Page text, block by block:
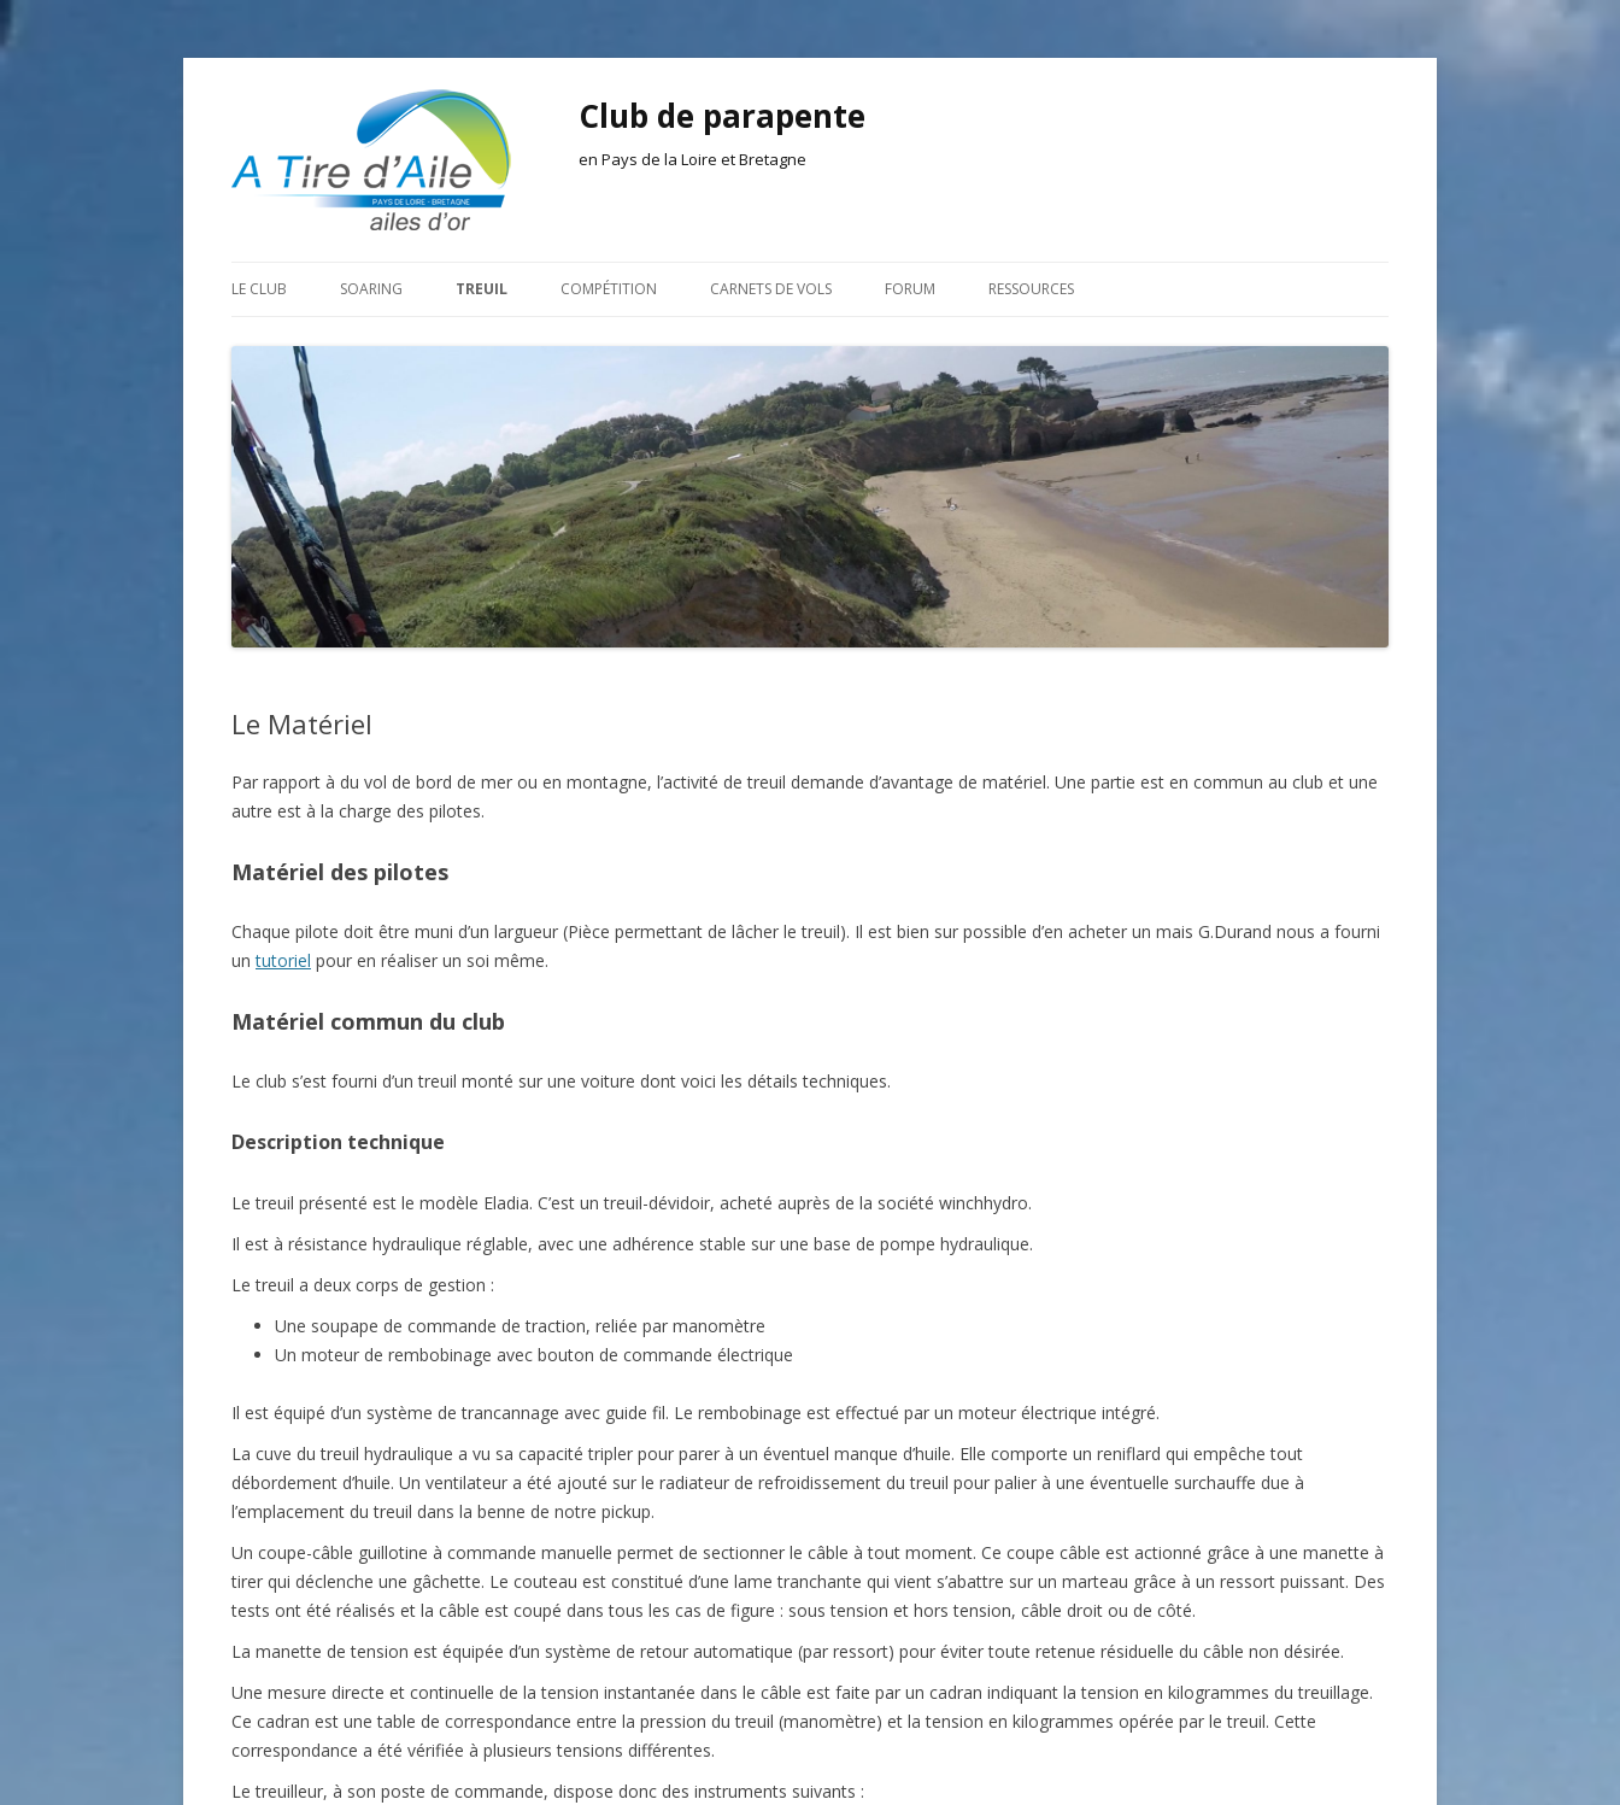
Club de parapente
en Pays de la Loire et Bretagne
au
LE CLUB
ADHÉRER
CONTACT
SOARING
LE PREDAIRE
LA BOUTINARDIÈRE
AUTRES SITES DE VOL
TREUIL
LE MATÉRIEL
COMPÉTITION CARNETS DE VOLS
2024
2023
2022
2020
2017
2014
HISTORIQUE
FORUM
VIE DU CLUB
VOLS ET TREUIL
AILLEURS SUR LE WEB
ACHAT-VENTE
RESSOURCES
OUTILS
ACTEURS LOCAUX DU VOL LIBRE
VIDÉOS
Le Matériel
Par rapport à du vol de bord de mer ou en montagne, l’activité de treuil demande d’avantage de matériel. Une partie est en commun au club et une
autre est à la charge des pilotes.
Matériel des pilotes
Chaque pilote doit être muni d’un largueur (Pièce permettant de lâcher le treuil). Il est bien sur possible d’en acheter un mais G.Durand nous a fourni
untutoriel pour en réaliser un soi même.
Matériel commun du club
Le club s’est fourni d’un treuil monté sur une voiture dont voici les détails techniques.
Description technique
Le treuil présenté est le modèle Eladia. C’est un treuil-dévidoir, acheté auprès de la société winchhydro.
Il est à résistance hydraulique réglable, avec une adhérence stable sur une base de pompe hydraulique.
Le treuil a deux corps de gestion :
Une soupape de commande de traction, reliée par manomètre
Un moteur de rembobinage avec bouton de commande électrique
Il est équipé d’un système de trancannage avec guide fil. Le rembobinage est effectué par un moteur électrique intégré.
La cuve du treuil hydraulique a vu sa capacité tripler pour parer à un éventuel manque d’huile. Elle comporte un reniflard qui empêche tout
débordement d’huile. Un ventilateur a été ajouté sur le radiateur de refroidissement du treuil pour palier à une éventuelle surchauffe due à
l’emplacement du treuil dans la benne de notre pickup.
Un coupe-câble guillotine à commande manuelle permet de sectionner le câble à tout moment. Ce coupe câble est actionné grâce à une manette à
tirer qui déclenche une gâchette. Le couteau est constitué d’une lame tranchante qui vient s’abattre sur un marteau grâce à un ressort puissant. Des
tests ont été réalisés et la câble est coupé dans tous les cas de figure : sous tension et hors tension, câble droit ou de côté.
La manette de tension est équipée d’un système de retour automatique (par ressort) pour éviter toute retenue résiduelle du câble non désirée.
Une mesure directe et continuelle de la tension instantanée dans le câble est faite par un cadran indiquant la tension en kilogrammes du treuillage.
Ce cadran est une table de correspondance entre la pression du treuil (manomètre) et la tension en kilogrammes opérée par le treuil. Cette
correspondance a été vérifiée à plusieurs tensions différentes.
Le treuilleur, à son poste de commande, dispose donc des instruments suivants :